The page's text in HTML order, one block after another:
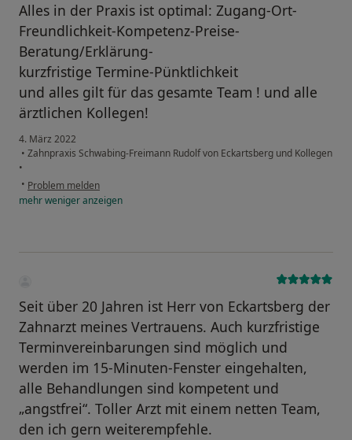
Alles in der Praxis ist optimal: Zugang-Ort-
Freundlichkeit-Kompetenz-Preise-
Beratung/Erklärung-
kurzfristige Termine-Pünktlichkeit
und alles gilt für das gesamte Team ! und alle
ärztlichen Kollegen!
4. März 2022
• Zahnpraxis Schwabing-Freimann Rudolf von Eckartsberg und Kollegen
•
• Problem melden
mehrwenigeranzeigen
Seit über 20 Jahren ist Herr von Eckartsberg der
Zahnarzt meines Vertrauens. Auch kurzfristige
Terminvereinbarungen sind möglich und
werden im 15-Minuten-Fenster eingehalten,
alle Behandlungen sind kompetent und
„angstfrei“. Toller Arzt mit einem netten Team,
den ich gern weiterempfehle.